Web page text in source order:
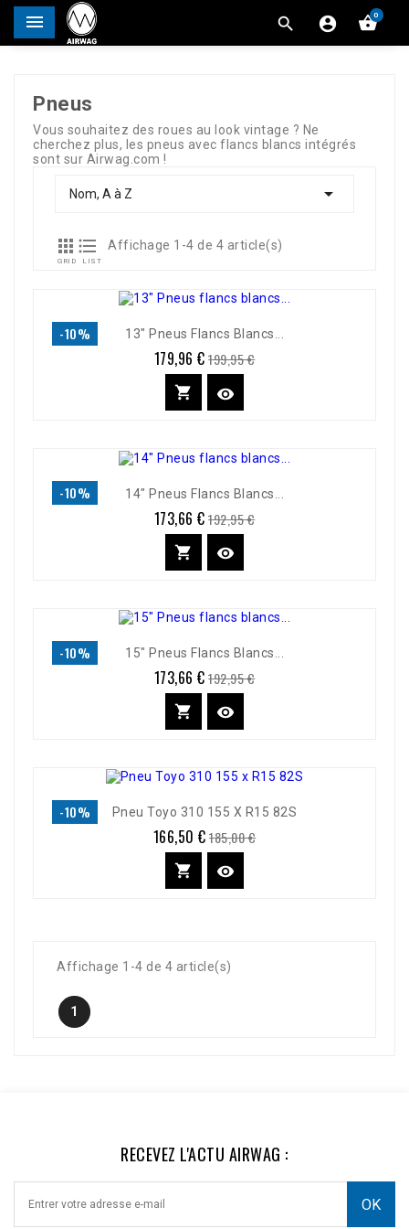
 0



Pneus
Vous souhaitez des roues au look vintage ? Ne
cherchez plus, les pneus avec flancs blancs intégrés
sont sur Airwag.com !
Nom, A à Z 

GRID

LIST
Affichage 1-4 de 4 article(s)
-10%
13" Pneus Flancs Blancs...
Prix
179,96 € Prix
de
base
199,95 €
 
-10%
14" Pneus Flancs Blancs...
Prix
173,66 € Prix
de
base
192,95 €
 
-10%
15" Pneus Flancs Blancs...
Prix
173,66 € Prix
de
base
192,95 €
 
-10%
Pneu Toyo 310 155 X R15 82S
Prix
166,50 € Prix
de
base
185,00 €
 
Affichage 1-4 de 4 article(s)
1
RECEVEZ L'ACTU AIRWAG :